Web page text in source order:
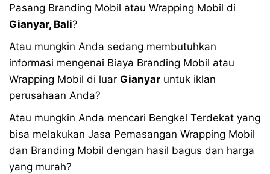
Pasang Branding Mobil atau Wrapping Mobil di
Gianyar, Bali?
Atau mungkin Anda sedang membutuhkan
informasi mengenai Biaya Branding Mobil atau
Wrapping Mobil di luar Gianyar untuk iklan
perusahaan Anda?
Atau mungkin Anda mencari Bengkel Terdekat yang
bisa melakukan Jasa Pemasangan Wrapping Mobil
dan Branding Mobil dengan hasil bagus dan harga
yang murah?